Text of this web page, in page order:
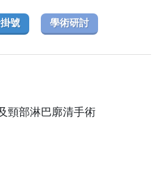
號 學術研討
頸部淋巴廓清手術